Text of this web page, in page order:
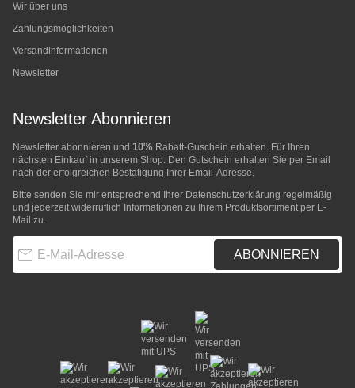
Wir über uns
Zahlungsmöglichkeiten
Versandinformationen
Newsletter
Newsletter Abonnieren
Newsletter abonnieren und 10% Rabatt-Guschein erhalten. Für Ihren
nächsten Einkauf in unserem Shop. Den Gutschein erhalten Sie per Email
nach der erfolgreichen Bestätigung Ihrer Email-Adresse.
Bitte senden Sie mir entsprechend Ihrer Datenschutzerklärung regelmäßig
und jederzeit widerruflich Informationen zu Ihrem Produktsortiment per E-
Mail zu.
ABONNIEREN